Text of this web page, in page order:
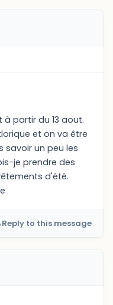
partir du 13 aout.
et on va être
savoir un peu les
je prendre des
d'été.
Reply to this message